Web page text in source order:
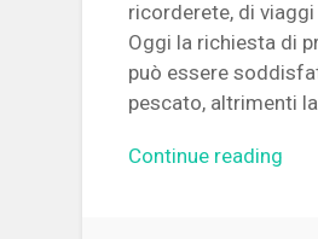
ricorderete, di viaggi
Oggi la richiesta di
può essere
pescato, altrimenti
Continue reading